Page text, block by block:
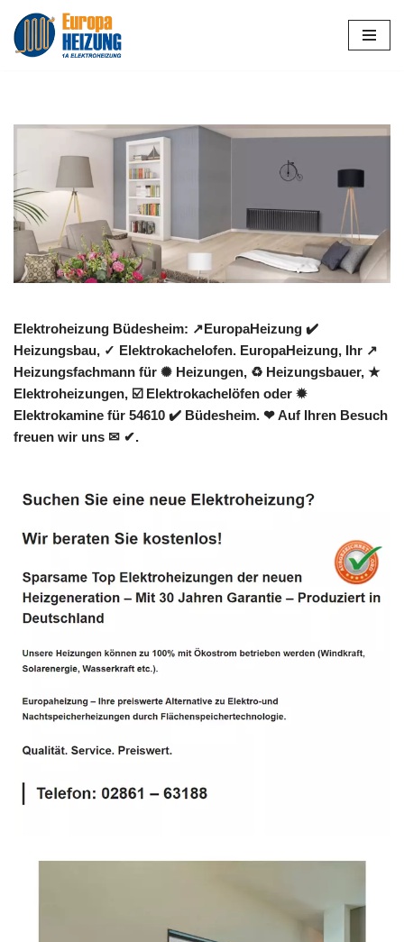
Zum
Elektroheizung Büdesheim: ↗️EuropaHeizung ✔️
Heizungsbau, ✓ Elektrokachelofen. EuropaHeizung, Ihr ↗️
Heizungsfachmann für ✺ Heizungen, ♻ Heizungsbauer, ★
Elektroheizungen, ☑️ Elektrokachelöfen oder ✹
Elektrokamine für 54610 ✔️ Büdesheim. ❤ Auf Ihren Besuch
freuen wir uns ✉ ✔.